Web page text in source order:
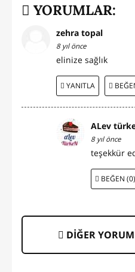
YORUMLAR:
zehra topal
8 yıl önce
elinize sağlık
YANITLA
ALev
8 yıl önce
teşekkür
BEĞEN (0)
DİĞER